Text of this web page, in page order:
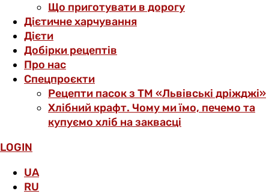
Що приготувати в дорогу
Дієтичне харчування
Дієти
Добірки рецептів
Про нас
Спецпроєкти
Рецепти пасок з ТМ «Львівські дріжджі»
Хлібний крафт. Чому ми їмо, печемо та
купуємо хліб на заквасці
LOGIN
UA
RU